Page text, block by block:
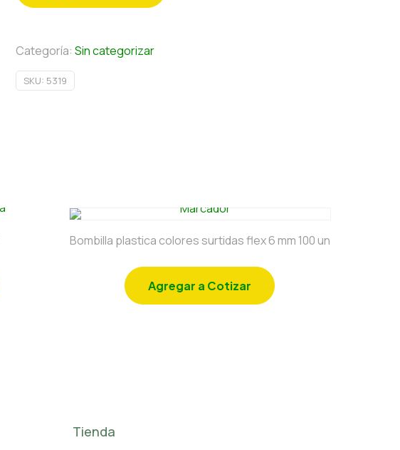
Categoría: Sin categorizar
SKU: 5319
Bombilla plastica colores surtidas flex 6 mm 100 un
Agregar a Cotizar
Tienda